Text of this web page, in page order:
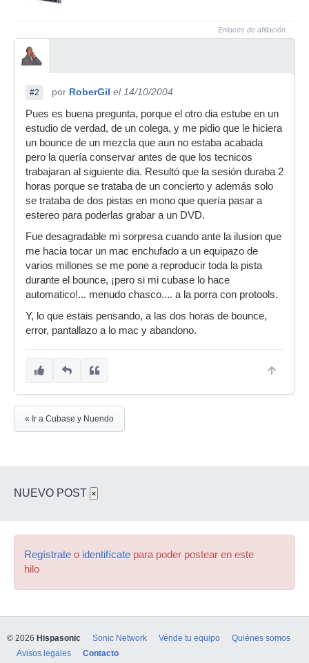
Enlaces de afiliación
#2 por RoberGil el 14/10/2004
Pues es buena pregunta, porque el otro dia estube en un
estudio de verdad, de un colega, y me pidio que le hiciera
un bounce de un mezcla que aun no estaba acabada
pero la quería conservar antes de que los tecnicos
trabajaran al siguiente dia. Resultó que la sesión duraba 2
horas porque se trataba de un concierto y además solo
se trataba de dos pistas en mono que quería pasar a
estereo para poderlas grabar a un DVD.
Fue desagradable mi sorpresa cuando ante la ilusion que
me hacia tocar un mac enchufado a un equipazo de
varios millones se me pone a reproducir toda la pista
durante el bounce, ¡pero si mi cubase lo hace
automatico!... menudo chasco.... a la porra con protools.
Y, lo que estais pensando, a las dos horas de bounce,
error, pantallazo a lo mac y abandono.
« Ir a Cubase y Nuendo
NUEVO POST ×
Regístrate o identifícate para poder postear en este
hilo
© 2026 Hispasonic Sonic Network Vende tu equipo
Quiénes somos
Avisos legales
Contacto